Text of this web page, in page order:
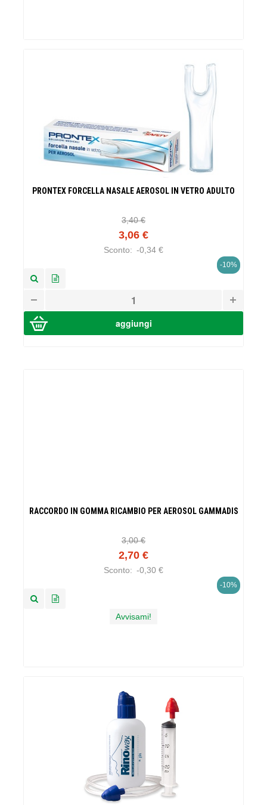
PRONTEX FORCELLA NASALE AEROSOL IN VETRO ADULTO
3,40 €
3,06 €
Sconto: -0,34 €
-10%
RACCORDO IN GOMMA RICAMBIO PER AEROSOL GAMMADIS
3,00 €
2,70 €
Sconto: -0,30 €
-10%
Avvisami!